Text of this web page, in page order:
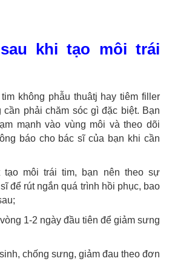
khi tạo môi trái
không phẫu thuâtj hay tiêm filler
cần phải chăm sóc gì đặc biệt. Bạn
mạnh vào vùng môi và theo dõi
báo cho bác sĩ của bạn khi cần
môi trái tim, bạn nên theo sự
để rút ngắn quá trình hồi phục, bao
1-2 ngày đầu tiên để giảm sưng
chống sưng, giảm đau theo đơn